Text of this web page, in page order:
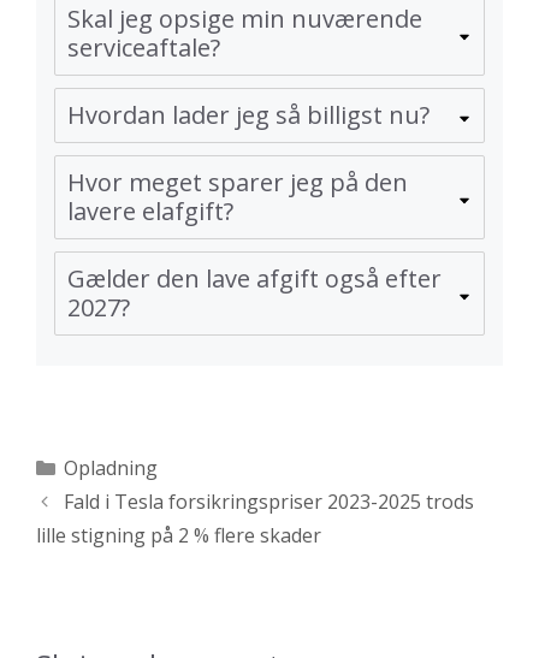
Skal jeg opsige min nuværende
serviceaftale?
Hvordan lader jeg så billigst nu?
Hvor meget sparer jeg på den
lavere elafgift?
Gælder den lave afgift også efter
2027?
Kategorier
Opladning
Fald i Tesla forsikringspriser 2023-2025 trods
lille stigning på 2 % flere skader